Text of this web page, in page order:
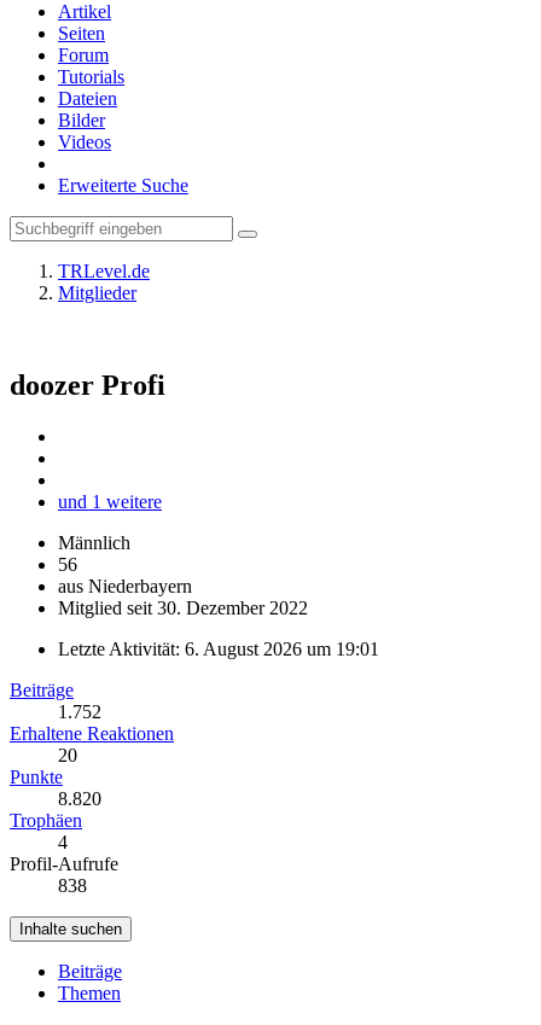
Artikel
Seiten
Forum
Tutorials
Dateien
Bilder
Videos
Erweiterte Suche
TRLevel.de
Mitglieder
doozer Profi
und 1 weitere
Männlich
56
aus Niederbayern
Mitglied seit 30. Dezember 2022
Letzte Aktivität: 6. August 2026 um 19:01
Beiträge
1.752
Erhaltene Reaktionen
20
Punkte
8.820
Trophäen
4
Profil-Aufrufe
838
Inhalte suchen
Beiträge
Themen